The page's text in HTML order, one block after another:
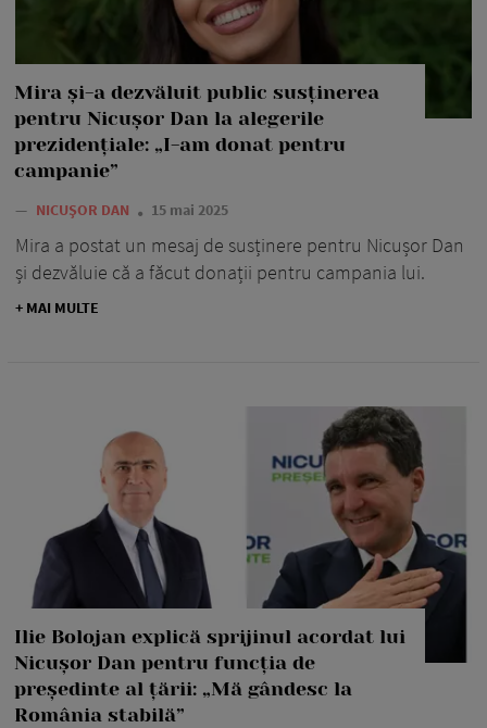
Mira și-a dezvăluit public susținerea
pentru Nicușor Dan la alegerile
prezidențiale: „I-am donat pentru
campanie”
— NICUȘOR DAN 15 mai 2025
Mira a postat un mesaj de susținere pentru Nicușor Dan
și dezvăluie că a făcut donații pentru campania lui.
+ MAI MULTE
Ilie Bolojan explică sprijinul acordat lui
Nicușor Dan pentru funcția de
președinte al țării: „Mă gândesc la
România stabilă”